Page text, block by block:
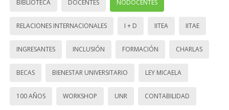
BIBLIOTECA DOCENTES NODOCENTES
RELACIONES INTERNACIONALES I + D IITEA IITAE
INGRESANTES INCLUSIÓN FORMACIÓN CHARLAS
BECAS BIENESTAR UNIVERSITARIO LEY MICAELA
100 AÑOS WORKSHOP UNR CONTABILIDAD